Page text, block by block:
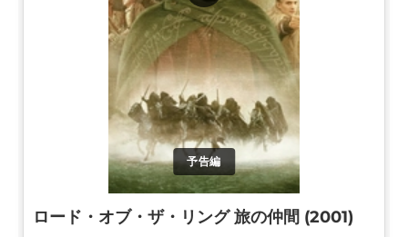
予告編
ロード・オブ・ザ・リング 旅の仲間 (2001)